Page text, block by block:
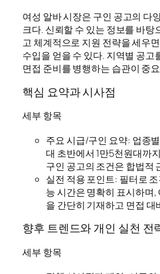
여성 알바 시장은 구인 공고의 다
크다. 신뢰할 수 있는 정보를 바탕
고 체계적으로 지원 전략을 세우
수입을 얻을 수 있다. 지역별 공고
면접 준비를 병행하는 습관이 중
핵심 요약과 시사점
세부 항목
주요 시급/구인 요약: 업종
대 초반에서 1만5천원대까
구인 공고의 조건은 합법적
실전 적용 포인트: 필터로
능 시간은 명확히 표시하며,
을 간단히 기재하고 면접 대
향후 트렌드와 개인 실천 전
세부 항목